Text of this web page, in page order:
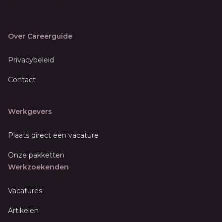
Over Careerguide
Privacybeleid
Contact
Werkgevers
Plaats direct een vacature
Onze pakketten
Werkzoekenden
Vacatures
Artikelen